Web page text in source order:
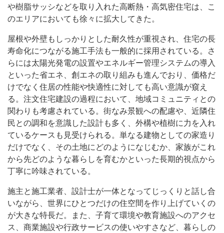
や樹脂サッシなどを取り入れた高断熱・高気密住宅は、こ
のエリアにおいても徐々に拡大してきた。
屋根や外壁もしっかりとした耐久性が重視され、住宅の長
寿命化につながる施工手法も一般的に採用されている。さ
らには太陽光発電の設置やエネルギー管理システムの導入
といった省エネ、創エネの取り組みも進んでおり、価格だ
けでなく住居の性能や快適性に対しても高い意識が窺え
る。注文住宅建設の過程において、地域コミュニティとの
関わりも考慮されている。街なみ景観への配慮や、近隣住
民との調和を意識した設計も多く、外構や植樹に力を入れ
ているケースも見受けられる。単なる建物としての家造り
だけでなく、その土地にどのようになじむか、家族がこれ
から先どのような暮らしを育むかといった長期的視点から
丁寧に吟味されている。
施主と施工業者、設計士が一体となってじっくりと話し合
いながら、世界にひとつだけの住空間を作り上げていくの
が大きな特長だ。また、子育て環境や教育施設へのアクセ
ス、商業施設や行政サービスの使いやすさなど、暮らしの